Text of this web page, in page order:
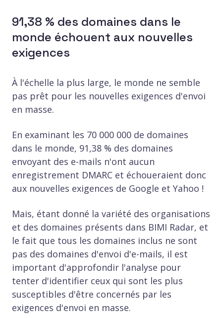
91,38 % des domaines dans le
monde échouent aux nouvelles
exigences
À l'échelle la plus large, le monde ne semble
pas prêt pour les nouvelles exigences d'envoi
en masse.
En examinant les 70 000 000 de domaines
dans le monde, 91,38 % des domaines
envoyant des e-mails n'ont aucun
enregistrement DMARC et échoueraient donc
aux nouvelles exigences de Google et Yahoo !
Mais, étant donné la variété des organisations
et des domaines présents dans BIMI Radar, et
le fait que tous les domaines inclus ne sont
pas des domaines d'envoi d'e-mails, il est
important d'approfondir l'analyse pour
tenter d'identifier ceux qui sont les plus
susceptibles d'être concernés par les
exigences d'envoi en masse.